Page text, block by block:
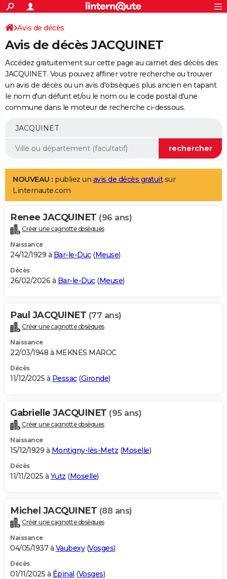
ACTUALITÉS
Politique
Société
Faits Divers
Education
Monde
Villes
+
SPORT
Coupe du monde 2026
Football
Tennis
Cyclisme
Rugby
Forum
Programme TV
TNT
Streaming
Cinéma
Sorties cinéma
Musique
+
FINANCE
Impôts
Immobilier
Risques naturels par ville
Banque
Assurance
Crédit
AUTO
Essais
Réserver un essai
Citadines
Berlines
SUV
Forum auto
+
Mobiles
Meilleur smartphone
Internet
Ordinateurs
Jeux vidéo
Guide high-tech
Aménagement intérieur
LIFESTYLE
Art de vivre
Bien-être
Loisirs
Mode
Modes de vie
Alimentation
Guide de la santé
Maladies
Médicaments
Sommeil
VOYAGE
Destinations
City break
Voyage nature
Voyage de noces
Forum
Climat
+PHOTO
GUIDES D'ACHAT
BONS PLANS
Carte de Noël
Carte Bonne année
Carte Saint-Valentin
Carte Pâques
Carte d'anniversaire
DICTIONNAIRE
Dictionnaire
Biographies
Citations
Expressions
Proverbes
PROGRAMME TV
S'inscrire
Se connecter
Lycées
Collèges
Primaires
Universités
Entreprises
Service militaire
Avis de recherche
AVIS DE DÉCÈS
Bricolage
Lifestyle
Culture
Sport
Auto
Television
Voyage
Cinema
Avis de décès
Avis de décès JACQUINET
Accédez gratuitement sur cette page au carnet des décès des
JACQUINET. Vous pouvez affiner votre recherche ou trouver
un avis de décès ou un avis d'obsèques plus ancien en tapant
le nom d'un défunt et/ou le nom ou le code postal d'une
commune dans le moteur de recherche ci-dessous.
NOUVEAU : publiez un avis de décès gratuitsur
Linternaute.com
Renee JACQUINET (96 ans)
Créer une cagnotte obsèques
Naissance
24/12/1929 à Bar-le-Duc(Meuse)
Décès
26/02/2026 à Bar-le-Duc(Meuse)
Paul JACQUINET (77 ans)
Créer une cagnotte obsèques
Naissance
22/03/1948 à MEKNES MAROC
Décès
11/12/2025 à Pessac(Gironde)
Gabrielle JACQUINET (95 ans)
Créer une cagnotte obsèques
Naissance
15/12/1929 à Montigny-lès-Metz (Moselle)
Décès
11/11/2025 à Yutz (Moselle)
Michel JACQUINET (88 ans)
Créer une cagnotte obsèques
Naissance
04/05/1937 à Vaubexy(Vosges)
Décès
01/11/2025 à Épinal (Vosges)